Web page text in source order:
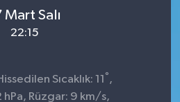
Mart Salı
22:15
Sıcaklık: 11 ° ,
hPa, Rüzgar: 9 km/s,